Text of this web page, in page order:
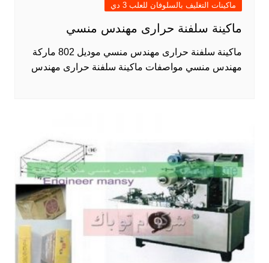
ماكينات التغليف بالسلوفان للعلب 3 دي
ماكينة سلفنة حرارى مهندس منسي
ماكينة سلفنة حرارى مهندس منسي موديل 802 ماركة
مهندس منسي مواصفات ماكينة سلفنة حرارى مهندس